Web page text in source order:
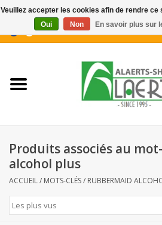
Nouveautés
Biscuits pour le café
Produits associés au
alcohol plus
ACCUEIL/ MOTS-CLÉS/ RUBBERMAID
Veuillez accepter les cookies afin de rendre
Oui
Non En savoir plus sur